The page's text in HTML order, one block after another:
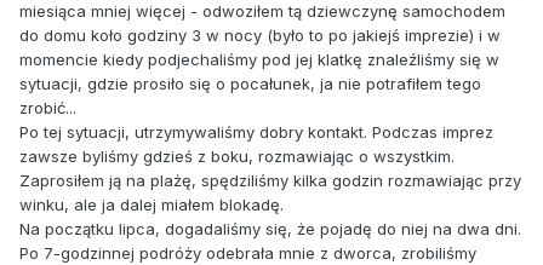
miesiąca mniej więcej - odwoziłem tą dziewczynę samochodem
do domu koło godziny 3 w nocy (było to po jakiejś imprezie) i w
momencie kiedy podjechaliśmy pod jej klatkę znaleźliśmy się w
sytuacji, gdzie prosiło się o pocałunek, ja nie potrafiłem tego
zrobić...
Po tej sytuacji, utrzymywaliśmy dobry kontakt. Podczas imprez
zawsze byliśmy gdzieś z boku, rozmawiając o wszystkim.
Zaprosiłem ją na plażę, spędziliśmy kilka godzin rozmawiając przy
winku, ale ja dalej miałem blokadę.
Na początku lipca, dogadaliśmy się, że pojadę do niej na dwa dni.
Po 7-godzinnej podróży odebrała mnie z dworca, zrobiliśmy